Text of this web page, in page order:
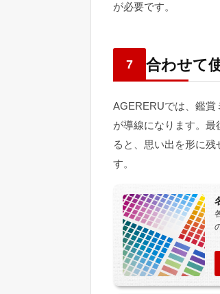
が必要です。
7 合わせて
AGERERUでは、鑑賞
が導線になります。
ると、思い出を形に
す。